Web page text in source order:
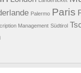
Palermo Paris
Management Südtirol